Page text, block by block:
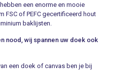
een enorme en mooie
FSC of PEFC gecertificeerd hout
baklijsten.
nood, wij spannen uw doek ook
een doek of canvas ben je bij